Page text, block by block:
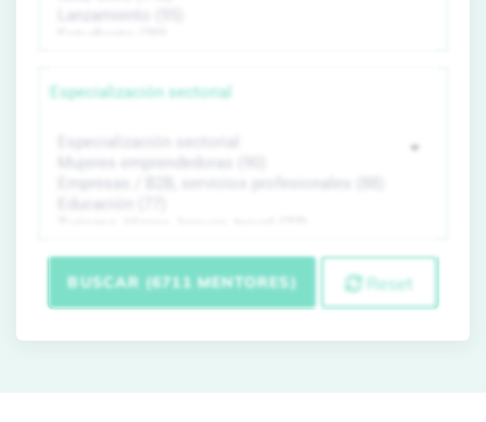
Especialización sectorial
BUSCAR (6711 MENTORES) Reset